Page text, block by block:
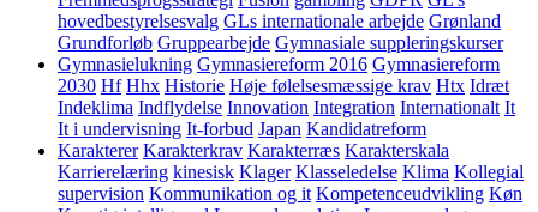
hovedbestyrelsesvalg GLs internationale arbejde Grønland
Grundforløb Gruppearbejde Gymnasiale suppleringskurser
Gymnasielukning Gymnasiereform 2016 Gymnasiereform
2030 Hf Hhx Historie Høje følelsesmæssige krav Htx Idræt
Indeklima Indflydelse Innovation Integration Internationalt It
It i undervisning It-forbud Japan Kandidatreform
Karakterer Karakterkrav Karakterræs Karakterskala
Karrierelæring kinesisk Klager Klasseledelse Klima Kollegial
supervision Kommunikation og it Kompetenceudvikling Køn